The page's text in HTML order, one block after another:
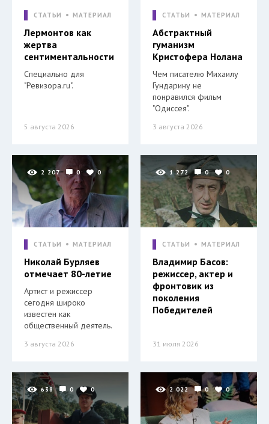
СТАТЬИ МАТЕРИАЛ
Лермонтов как
жертва
сентиментальности
Специально для
"Ревизора.ru".
5 августа 2026
СТАТЬИ МАТЕРИАЛ
Абстрактный
гуманизм
Кристофера Нолана
Чем писателю Михаилу
Гундарину не
понравился фильм
"Одиссея".
3 августа 2026
2 207 0 0
СТАТЬИ МАТЕРИАЛ
Николай Бурляев
отмечает 80-летие
Артист и режиссер
сегодня широко
известен как
общественный деятель.
3 августа 2026
1 272 0 0
СТАТЬИ МАТЕРИАЛ
Владимир Басов:
режиссер, актер и
фронтовик из
поколения
Победителей
31 июля 2026
638 0 0 2 022 0 0